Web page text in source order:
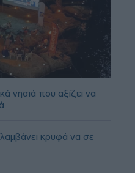
νησιά που αξίζει να
κρυφά να σε